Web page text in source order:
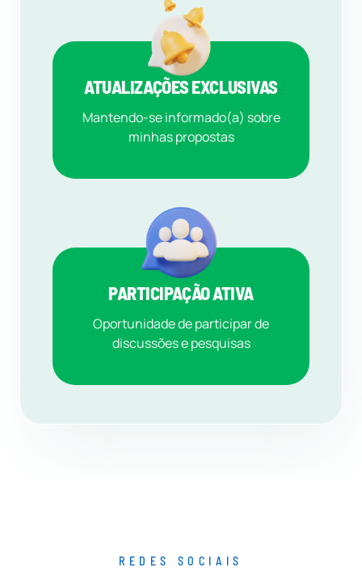
ATUALIZAÇÕES EXCLUSIVAS
Mantendo-se informado(a) sobre
minhas propostas
PARTICIPAÇÃO ATIVA
Oportunidade de participar de
discussões e pesquisas
REDES SOCIAIS